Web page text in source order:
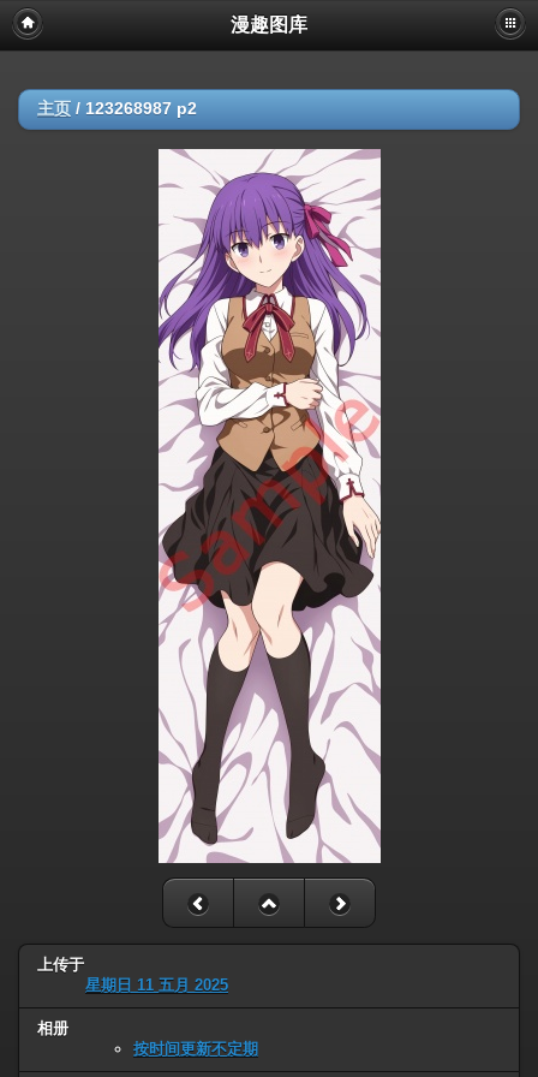
漫趣图库
主页 / 123268987 p2
上传于
星期日 11 五月 2025
相册
按时间更新不定期